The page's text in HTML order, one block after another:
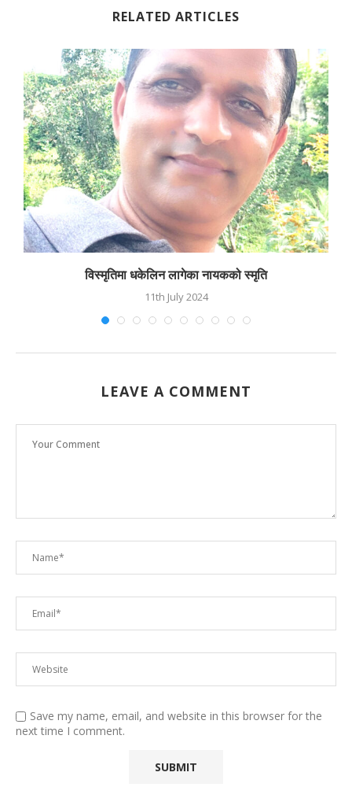
RELATED ARTICLES
विस्मृतिमा धकेलिन लागेका नायकको स्मृति
11th July 2024
LEAVE A COMMENT
Save my name, email, and website in this browser for the
next time I comment.